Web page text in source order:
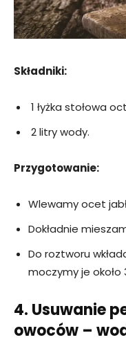
Składniki:
1 łyżka stołowa
2 litry wody.
Przygotowanie:
Wlewamy ocet
Dokładnie
Do roztworu
moczymy je około
4. Usuwanie
owoców –